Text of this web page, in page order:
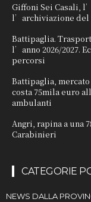
Giffoni Sei Casali,
l’archiviazione del
Battipaglia.
l’anno 2026/2027.
percorsi
Battipaglia,
costa 75mila euro
ambulanti
Angri, rapina a una
Carabinieri
CATEGORIE
NEWS DALLA